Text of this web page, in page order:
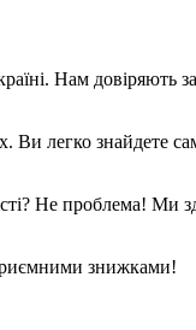
Нам довіряють за
легко знайдете
Не проблема! Ми
знижками!